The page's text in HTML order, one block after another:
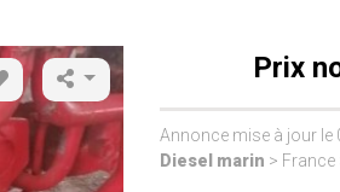
Prix
Annonce mise à jour
Diesel marin >